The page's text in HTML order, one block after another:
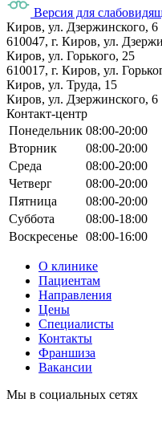
Версия для
Киров, ул. Дзержинского, 6
610047, г. Киров, ул.
Киров, ул. Горького, 25
610017, г. Киров, ул.
Киров, ул. Труда, 15
Киров, ул. Дзержинского, 6
Контакт-центр
Понедельник 08:00-20:00
Вторник
08:00-20:00
Среда
08:00-20:00
Четверг
08:00-20:00
Пятница
08:00-20:00
Суббота
08:00-18:00
Воскресенье 08:00-16:00
О клинике
Пациентам
Направления
Цены
Специалисты
Контакты
Франшиза
Вакансии
Мы в социальных сетях